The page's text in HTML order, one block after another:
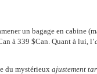
un bagage en cabine
à 339 $Can. Quant à lui, l’
du mystérieux ajustement